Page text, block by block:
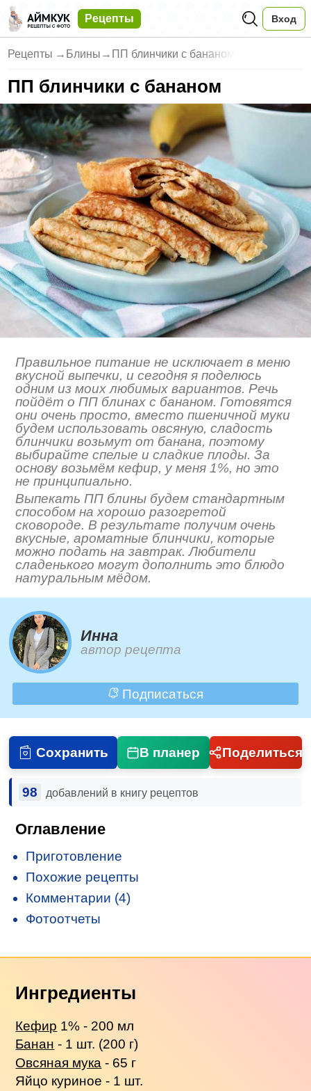
Рецепты Вход
Рецепты → Блины → ПП блинчики с бананом
ПП блинчики с бананом
Правильное питание не исключает в меню
вкусной выпечки, и сегодня я поделюсь
одним из моих любимых вариантов. Речь
пойдёт о ПП блинах с бананом. Готовятся
они очень просто, вместо пшеничной муки
будем использовать овсяную, сладость
блинчики возьмут от банана, поэтому
выбирайте спелые и сладкие плоды. За
основу возьмём кефир, у меня 1%, но это
не принципиально.
Выпекать ПП блины будем стандартным
способом на хорошо разогретой
сковороде. В результате получим очень
вкусные, ароматные блинчики, которые
можно подать на завтрак. Любители
сладенького могут дополнить это блюдо
натуральным мёдом.
Инна
автор рецепта
Подписаться
Сохранить В планер Поделиться
98 добавлений в книгу рецептов
Оглавление
Приготовление
Похожие рецепты
Комментарии (4)
Фотоотчеты
Ингредиенты
Кефир 1% - 200 мл
Банан - 1 шт. (200 г)
Овсяная мука - 65 г
Яйцо куриное - 1 шт.